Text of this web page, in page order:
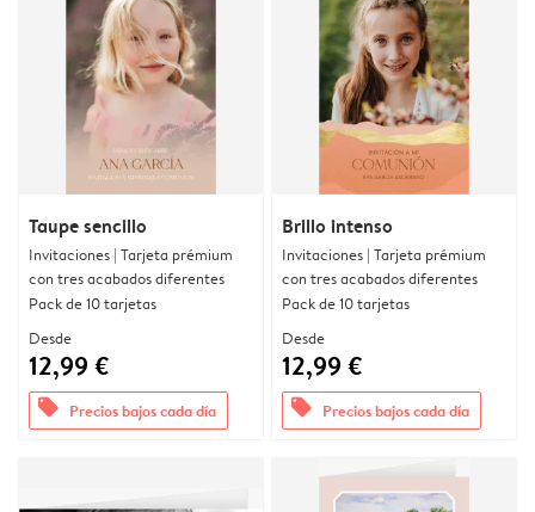
Taupe sencillo
Invitaciones | Tarjeta prémium
con tres acabados diferentes
Pack de 10 tarjetas
Desde
12,99 €
offers Precios bajos cada día
Brillo intenso
Invitaciones | Tarjeta prémium
con tres acabados diferentes
Pack de 10 tarjetas
Desde
12,99 €
offers Precios bajos cada día